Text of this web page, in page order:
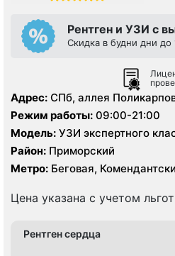
Рентген и УЗИ с
Скидка в будни дни до
Адрес: СПб, аллея
Режим работы: 09:00-21:00
Модель: УЗИ экспертного
Район: Приморский
Метро: Беговая,
Цена указана с учетом
Рентген сердца